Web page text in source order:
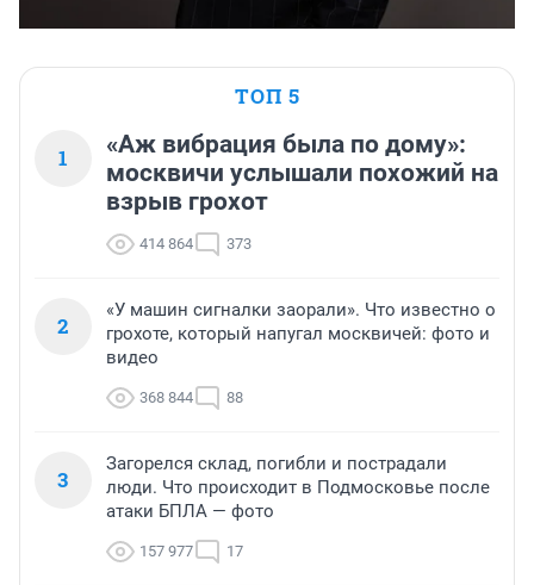
ТОП 5
1
«Аж вибрация была по дому»:
москвичи услышали похожий на
взрыв грохот
414 864 373
2
«У машин сигналки заорали». Что известно о
грохоте, который напугал москвичей: фото и
видео
368 844 88
3
Загорелся склад, погибли и пострадали
люди. Что происходит в Подмосковье после
атаки БПЛА — фото
157 977 17